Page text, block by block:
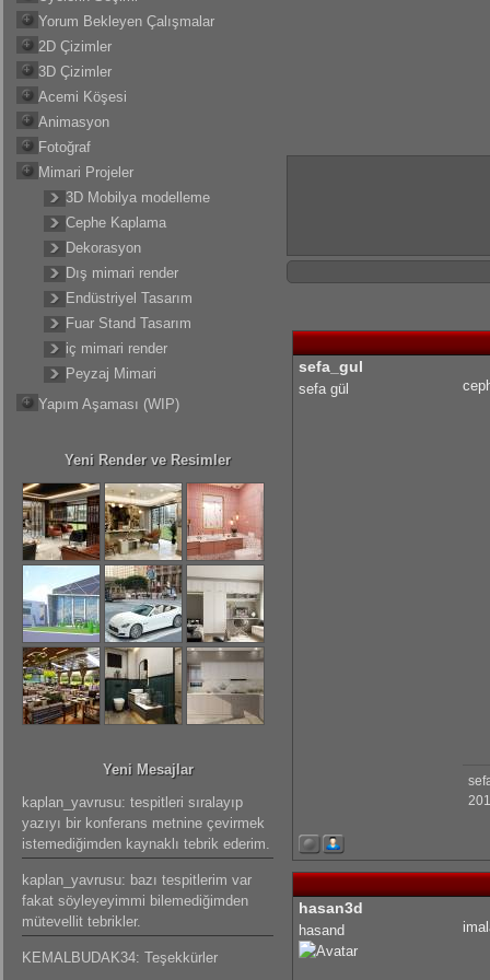
sefa_gul
sefa gül
hasan3d
hasand
Yorum Bekleyen Çalışmalar
2D Çizimler
3D Çizimler
Acemi Köşesi
Animasyon
Fotoğraf
Mimari Projeler
3D Mobilya modelleme
Cephe Kaplama
Dekorasyon
Dış mimari render
Endüstriyel Tasarım
Fuar Stand Tasarım
iç mimari render
Peyzaj Mimari
Yapım Aşaması (WIP)
Yeni Render ve Resimler
Yeni Mesajlar
kaplan_yavrusu: tespitleri sıralayıp
yazıyı bir konferans metnine çevirmek
istemediğimden kaynaklı tebrik ederim.
kaplan_yavrusu: bazı tespitlerim var
fakat söyleyeyimmi bilemediğimden
mütevellit tebrikler.
KEMALBUDAK34: Teşekkürler